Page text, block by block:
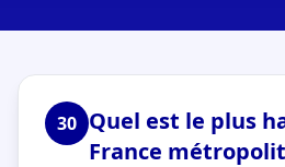
30 Quel est le plus
France